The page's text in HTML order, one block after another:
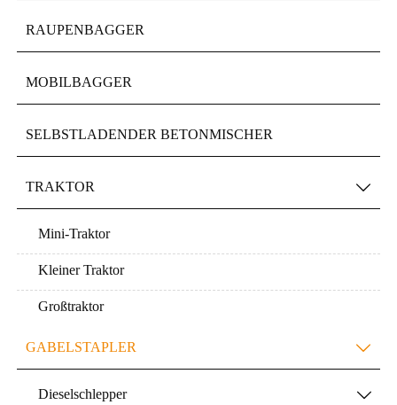
RAUPENBAGGER
MOBILBAGGER
SELBSTLADENDER BETONMISCHER
TRAKTOR 
Mini-Traktor
Kleiner Traktor
Großtraktor
GABELSTAPLER 
Dieselschlepper 